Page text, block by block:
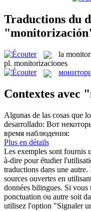
Traductions du
la
pl. monitorizaciones
Contextes avec
Algunas de las cosas que
desarrollado: Вот
время наблюдения:
Plus en détails
Les exemples sont fournis
à-dire pour étudier
traductions dans une
sources ouvertes en
données bilingues. Si
ponctuation ou autre soit
utilisez l'option "Signaler